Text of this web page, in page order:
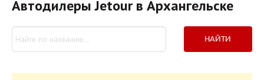
Автодилеры Jetour в Архангельске
НАЙТИ